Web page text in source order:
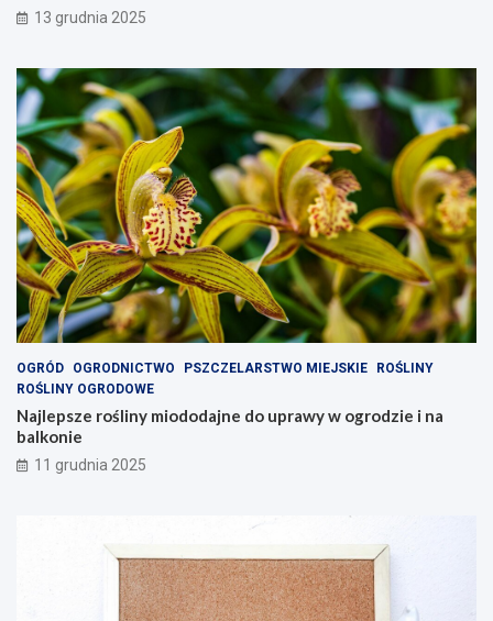
13 grudnia 2025
OGRÓD OGRODNICTWO PSZCZELARSTWO MIEJSKIE
ROŚLINY
ROŚLINY OGRODOWE
Najlepsze rośliny miododajne do uprawy w ogrodzie i na
balkonie
11 grudnia 2025